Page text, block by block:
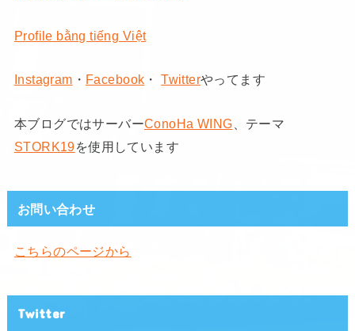
Profile bằng tiếng Việt
Instagram ・ Facebook ・Twitterやってます
本ブログではサーバーConoHa WING 、テーマ
STORK19を使用しています
お問い合わせ
こちらのページから
Twitter